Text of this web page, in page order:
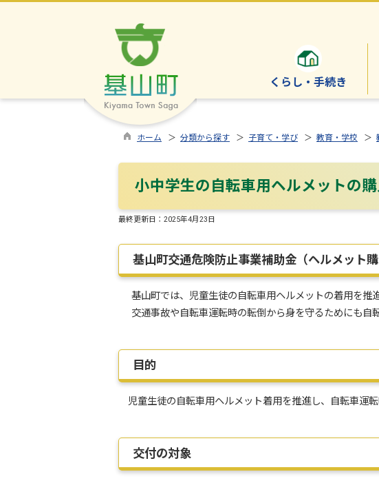
くらし・手続き
ホーム ＞ 分類から探す ＞ 子育て・学び ＞ 教育・学校 ＞
小中学生の自転車用ヘルメットの
最終更新日： 2025年4月23日
基山町交通危険防止事業補助金（ヘルメット購
基山町では、児童生徒の自転車用ヘルメットの着用を推
交通事故や自転車運転時の転倒から身を守るためにも自
目的
児童生徒の自転車用ヘルメット着用を推進し、自転車運転
交付の対象